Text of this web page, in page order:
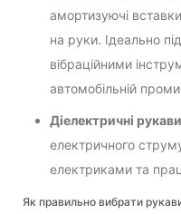
амортизуючі
на руки. Ідеально
вібраційними
автомобільній
Діелектричні
електричного
електриками та
Як правильно вибрати